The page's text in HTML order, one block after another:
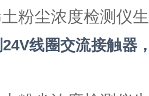
24V线圈交流接触器